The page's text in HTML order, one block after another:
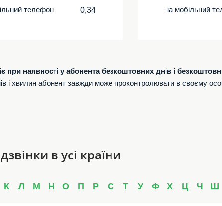
телефон 0,34 на мобільний
при наявності у абонента безкоштовних днів і
і хвилин абонент завжди може проконтролювати в своєму
в усі країни
К Л М Н О П Р С Т У Ф Х Ц Ч Ш